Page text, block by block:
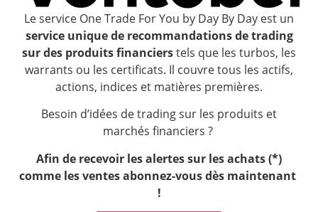
Le service One Trade For You by Day By Day est un
service unique de recommandations de trading
sur des produits financierstels que les turbos, les
warrants ou les certificats. Il couvre tous les actifs,
actions, indices et matières premières.
Besoin d’idées de trading sur les produits et
marchés financiers ?
Afin de recevoir les alertes sur les achats (*)
comme les ventes abonnez-vous dès maintenant
!